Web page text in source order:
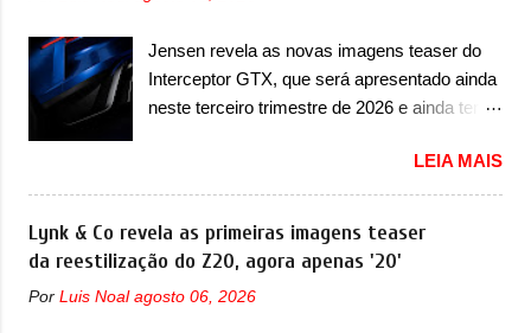
de Pequim, que aconteceu no primeiro
semestre. Na dianteira, o sedã conta com
faróis mais quadrados e compactos, com
Huracán Sterrato. E o modelo italiano tem
grande parte no desenvolvimento do Dune.
Baseado no Huracán, o Dune nasce com
apresentou com o Sterrato, mas com um
design ainda mais Mad Max – algo
característico da Rezvani. Junto com as
imagens, a marca já confirmou que o Dune
será um carro muito exclusivo. Ao todo,
Jensen revela as novas imagens teaser do
Interceptor GTX, que será apresentado ainda
neste terceiro trimestre de 2026 e ainda terá
Jensen International Automotive (abreviação
de JIA) apresentou uma nova imagem teaser
que mostra como será o Interceptor GTX, o
esportivo que recolocará a marca no
mercado. O granturismo (GT) apareceu em
uma nova imagem de traseira, onde ele
LEIA MAIS
Lynk & Co revela as primeiras imagens teaser
da reestilização do Z20, agora apenas '20'
Por Luis Noal agosto 06, 2026